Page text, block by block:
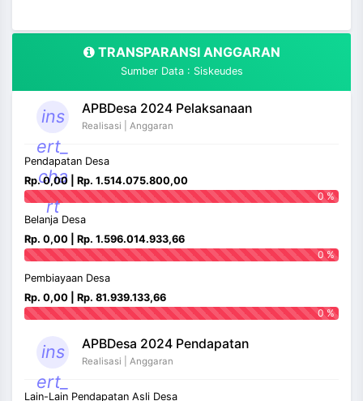
TRANSPARANSI ANGGARAN
Sumber Data : Siskeudes
ins
ert_
cha
rt
APBDesa 2024 Pelaksanaan
Realisasi | Anggaran
Pendapatan Desa
Rp. 0,00 | Rp. 1.514.075.800,00
0 %
Belanja Desa
Rp. 0,00 | Rp. 1.596.014.933,66
0 %
Pembiayaan Desa
Rp. 0,00 | Rp. 81.939.133,66
0 %
ins
ert_
APBDesa 2024 Pendapatan
Realisasi | Anggaran
Lain-Lain Pendapatan Asli Desa